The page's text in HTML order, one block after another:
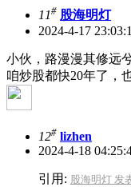
11# 股海明灯
2024-4-17
小伙，路漫漫其修远
咱炒股都快20年了，
12# lizhen
2024-4-18
引用: 股海明灯 发